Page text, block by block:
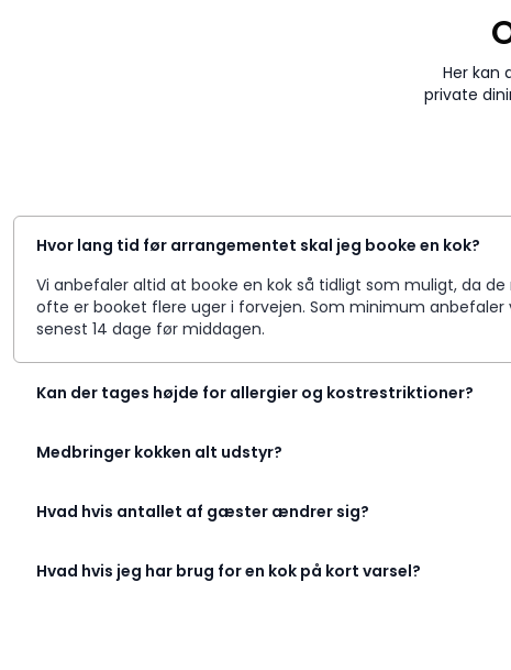
Her kan
private
Hvor lang tid før arrangementet skal jeg booke en kok?
Vi anbefaler altid at booke en kok så tidligt som muligt, da
ofte er booket flere uger i forvejen. Som minimum
senest 14 dage før middagen.
Kan der tages højde for allergier og kostrestriktioner?
Medbringer kokken alt udstyr?
Hvad hvis antallet af gæster ændrer sig?
Hvad hvis jeg har brug for en kok på kort varsel?